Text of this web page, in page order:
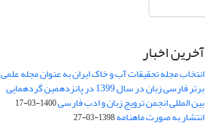
آخرین اخبار
انتخاب مجله تحقیقات آب و خاک ایران به عنوان مجله علمی
برتر فارسی زبان در سال 1399 در پانزدهمین گردهمایی
بین المللی انجمن ترویج زبان و ادب فارسی1400-03-17
انتشار به صورت ماهنامه1398-03-27